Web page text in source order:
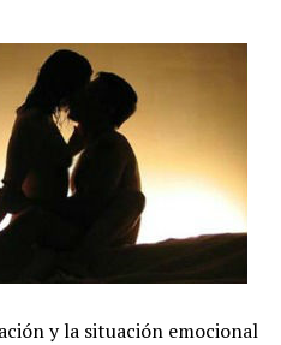
y la situación emocional